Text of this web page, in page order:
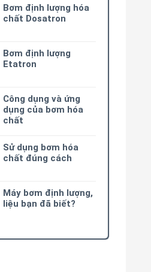
Bơm định lượng hóa
chất Dosatron
Bơm định lượng
Etatron
Công dụng và ứng
dụng của bơm hóa
chất
Sử dụng bơm hóa
chất đúng cách
Máy bơm định lượng,
liệu bạn đã biết?